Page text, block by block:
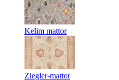
Kelim mattor
Ziegler-mattor